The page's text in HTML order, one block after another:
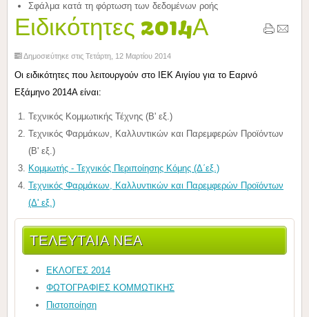
Σφάλμα κατά τη φόρτωση των δεδομένων ροής
Ειδικότητες 2014Α
Δημοσιεύτηκε στις Τετάρτη, 12 Μαρτίου 2014
Οι ειδικότητες που λειτουργούν στο ΙΕΚ Αιγίου για το Εαρινό
Εξάμηνο 2014Α είναι:
Τεχνικός Κομμωτικής Τέχνης (Β' εξ.)
Τεχνικός Φαρμάκων, Καλλυντικών και Παρεμφερών Προϊόντων
(Β' εξ.)
Κομμωτής - Τεχνικός Περιποίησης Κόμης (Δ΄εξ.)
Τεχνικός Φαρμάκων, Καλλυντικών και Παρεμφερών Προϊόντων
(Δ' εξ.)
ΤΕΛΕΥΤΑΊΑ ΝΈΑ
ΕΚΛΟΓΕΣ 2014
ΦΩΤΟΓΡΑΦΙΕΣ ΚΟΜΜΩΤΙΚΗΣ
Πιστοποίηση